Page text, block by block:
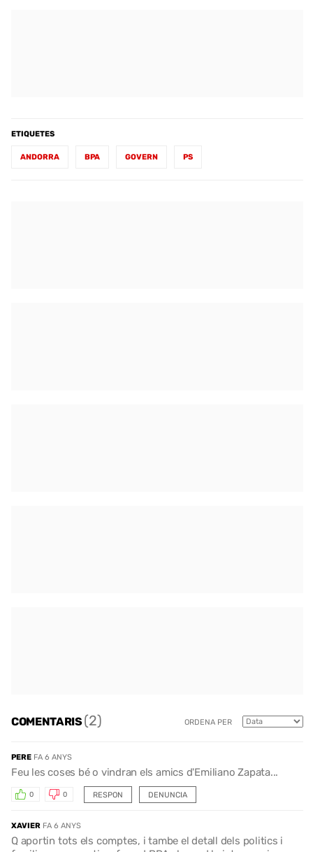
ETIQUETES
ANDORRA BPA GOVERN PS
COMENTARIS(2) ORDENA PER
PERE FA 6 ANYS
Feu les coses bé o vindran els amics d'Emiliano Zapata...
RESPON
0 0 DENUNCIA
XAVIER FA 6 ANYS
Q aportin tots els comptes, i tambe el detall dels politics i